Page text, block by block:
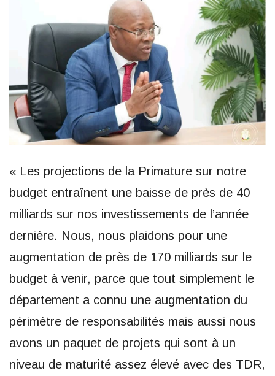
« Les projections de la Primature sur notre
budget entraînent une baisse de près de 40
milliards sur nos investissements de l’année
dernière. Nous, nous plaidons pour une
augmentation de près de 170 milliards sur le
budget à venir, parce que tout simplement le
département a connu une augmentation du
périmètre de responsabilités mais aussi nous
avons un paquet de projets qui sont à un
niveau de maturité assez élevé avec des TDR,